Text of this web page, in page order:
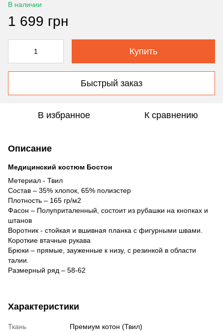
В наличии
1 699 грн
Купить
Быстрый заказ
В избранное К сравнению
Описание
Медицинский костюм Бостон
Метериал - Твил
Состав – 35% хлопок, 65% полиэстер
Плотность – 165 гр/м2
Фасон – Полуприталенный, состоит из рубашки на кнопках и
штанов
Воротник - стойкая и вшивная планка с фигурными швами.
Короткие втачные рукава
Брюки – прямые, зауженные к низу, с резинкой в области
талии.
Размерный ряд – 58-62
Характеристики
Ткань
Премиум котон (Твил)